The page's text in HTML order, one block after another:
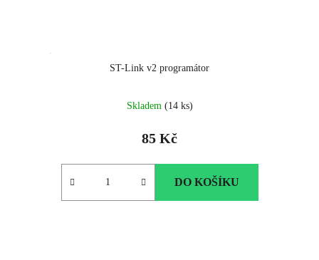
ST-Link v2 programátor
Skladem (14 ks)
85 Kč
DO KOŠÍKU